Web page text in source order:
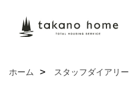
ホーム スタッフダイアリー